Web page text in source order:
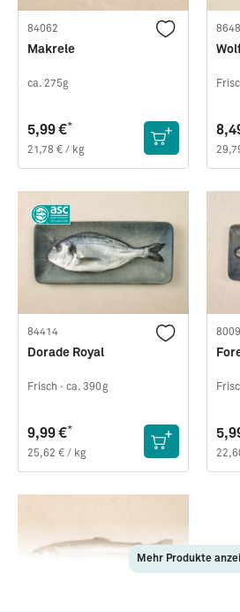
84062
Makrele
ca. 275g
5,99 €*
21,78 € / kg
84414
Dorade Royal
Frisch · ca. 390g
9,99 €*
25,62 € / kg
Mehr Produkte